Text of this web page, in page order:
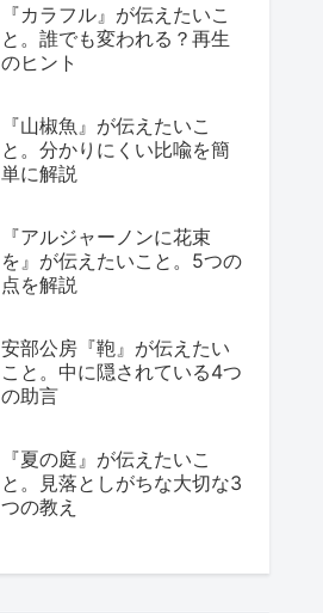
『カラフル』が伝えたいこ
と。誰でも変われる？再生
のヒント
『山椒魚』が伝えたいこ
と。分かりにくい比喩を簡
単に解説
『アルジャーノンに花束
を』が伝えたいこと。5つの
点を解説
安部公房『鞄』が伝えたい
こと。中に隠されている4つ
の助言
『夏の庭』が伝えたいこ
と。見落としがちな大切な3
つの教え